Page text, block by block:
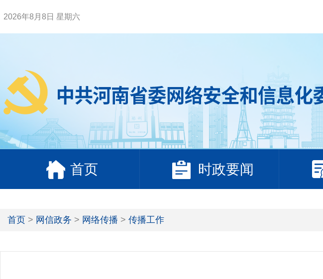
2026年8月8日 星期六
首页 时政要闻
首页 > 网信政务 > 网络传播 > 传播工作